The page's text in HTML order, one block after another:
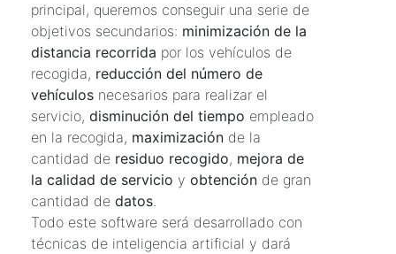
principal, queremos conseguir una serie de
objetivos secundarios: minimización de la
distancia recorrida por los vehículos de
recogida, reducción del número de
vehículos necesarios para realizar el
servicio, disminución del tiempo empleado
en la recogida, maximización de la
cantidad de residuo recogido, mejora de
la calidad de servicio y obtención de gran
cantidad de datos.
Todo este software será desarrollado con
técnicas de inteligencia artificial y dará